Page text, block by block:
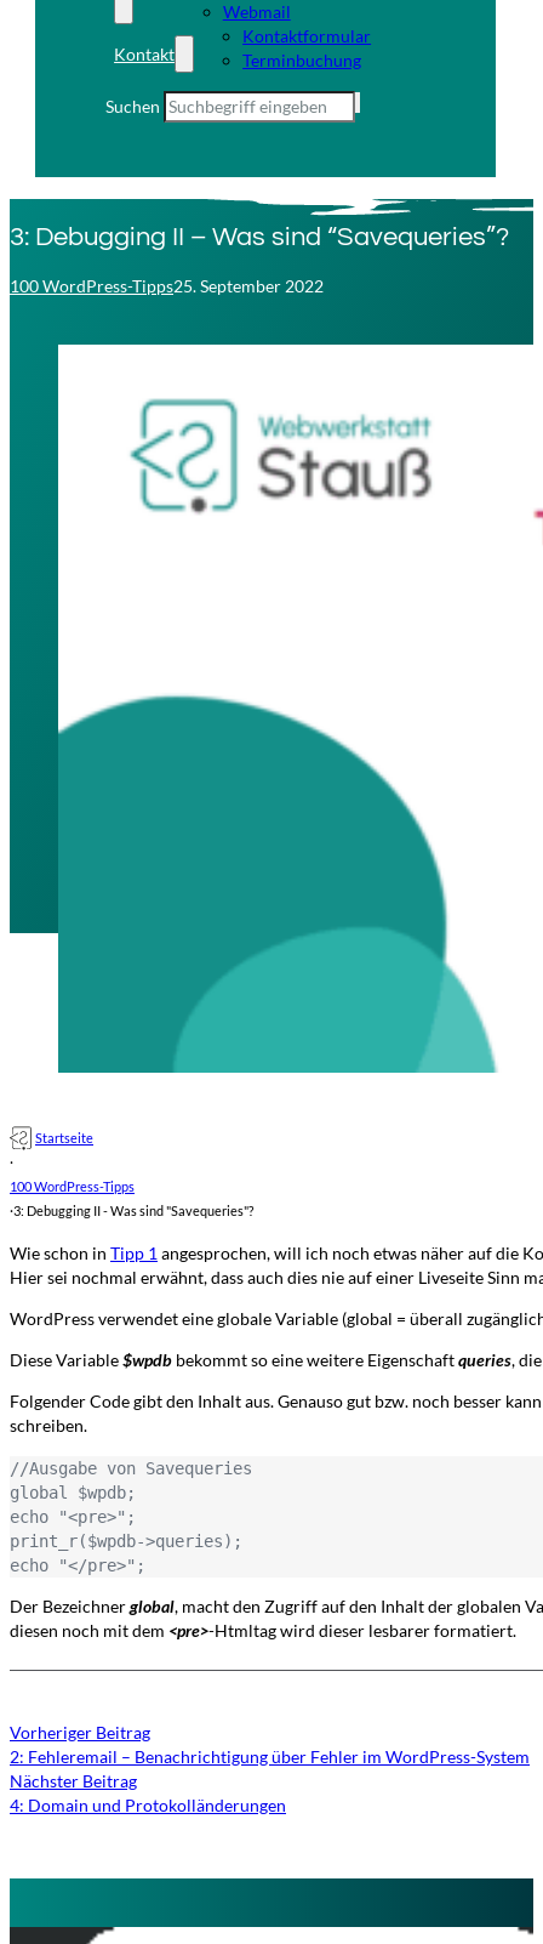
Webmail
Kontakt
Kontaktformular
Terminbuchung
Suchen
3: Debugging II – Was sind “Savequeries”?
100 WordPress-Tipps25. September 2022
Startseite
·
100 WordPress-Tipps
·3: Debugging II - Was sind "Savequeries"?
Wie schon in Tipp 1 angesprochen, will ich noch etwas näher auf die
Hier sei nochmal erwähnt, dass auch dies nie auf einer Liveseite Sinn
WordPress verwendet eine globale Variable (global = überall
Diese Variable$wpdb bekommt so eine weitere Eigenschaftqueries,
Folgender Code gibt den Inhalt aus. Genauso gut bzw. noch besser
schreiben.
//Ausgabe von Savequeries
global $wpdb;
echo "<pre>";
print_r($wpdb->queries);
echo "</pre>";
Der Bezeichnerglobal, macht den Zugriff auf den Inhalt der globalen
diesen noch mit dem <pre>-Htmltag wird dieser lesbarer formatiert.
Vorheriger Beitrag
2: Fehleremail – Benachrichtigung über Fehler im WordPress-System
Nächster Beitrag
4: Domain und Protokolländerungen